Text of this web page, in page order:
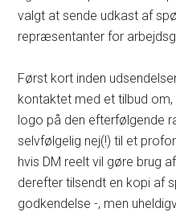
valgt at sende udkast af
repræsentanter for
Først kort inden
kontaktet med et tilbud
logo på den efterfølgende
selvfølgelig nej(!) til et
hvis DM reelt vil gøre brug
derefter tilsendt en kopi af
godkendelse -, men